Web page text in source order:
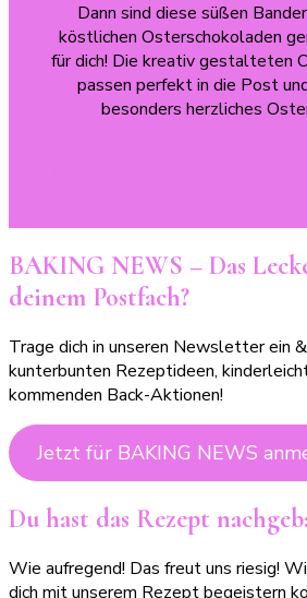
Dann sind diese süßen
köstlichen Osterschokoladen
für dich! Die kreativ gestalteten
passen perfekt in die Post
besonders herzliches
BAKING NEWS – Das
deinem Postfach?
Trage dich in unseren Newsletter ein
kunterbunten Rezeptideen,
kommenden Back-Aktionen!
Jetzt für BAKING NEWS
Du hast das Rezept
Wie aufregend! Das freut uns riesig!
dich mit unserem Rezept begeistern